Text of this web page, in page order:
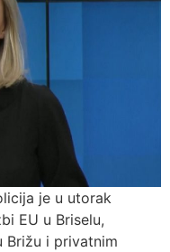
je u utorak
EU u Briselu,
Brižu i privatnim